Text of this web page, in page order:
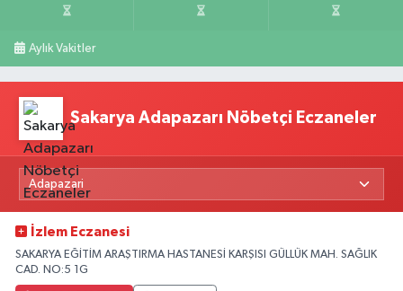
Aylık Vakitler
Sakarya Adapazarı Nöbetçi Eczaneler
İzlem Eczanesi
SAKARYA EĞİTİM ARAŞTIRMA HASTANESİ KARŞISI GÜLLÜK MAH. SAĞLIK
CAD. NO:5 1G